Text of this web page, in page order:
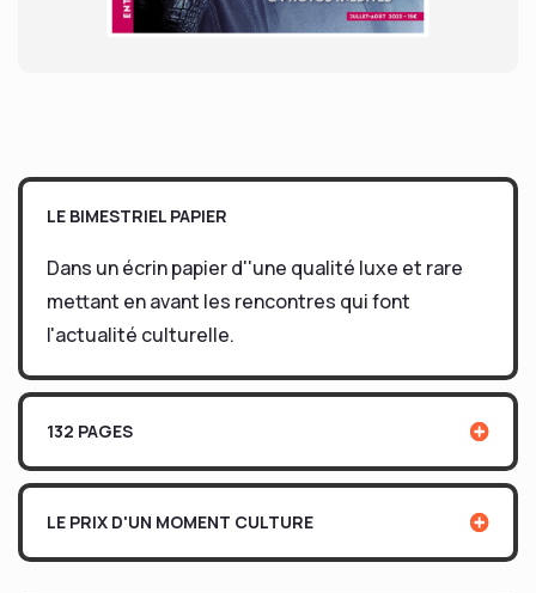
LE BIMESTRIEL PAPIER
Dans un écrin papier d''une qualité luxe et rare
mettant en avant les rencontres qui font
l'actualité culturelle.
132 PAGES
LE PRIX D'UN MOMENT CULTURE